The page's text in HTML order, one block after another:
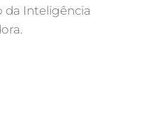
da Inteligência